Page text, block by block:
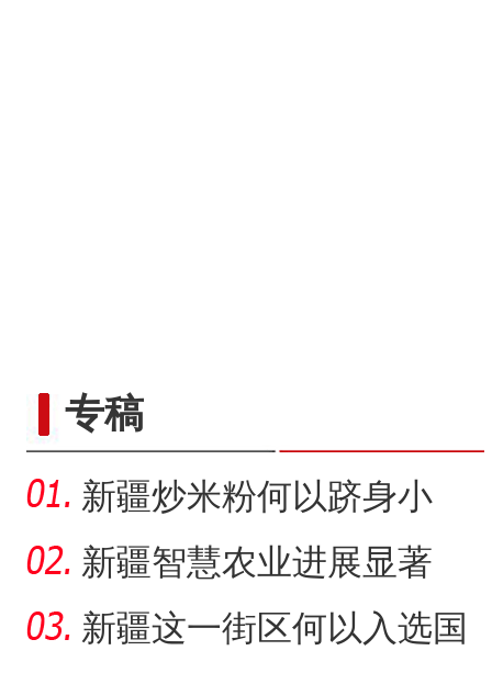
专稿
新疆炒米粉何以跻身小
吃“顶流”？
新疆智慧农业进展显著
新疆这一街区何以入选国